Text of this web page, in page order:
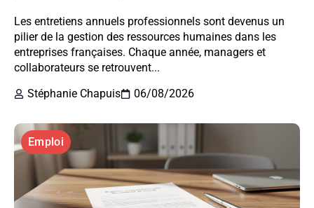
Les entretiens annuels professionnels sont devenus un
pilier de la gestion des ressources humaines dans les
entreprises françaises. Chaque année, managers et
collaborateurs se retrouvent...
Stéphanie Chapuis
06/08/2026
Emploi